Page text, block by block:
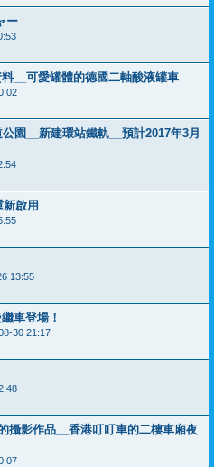
ー
__可愛罐體的德國二軸酸液罐車
園__新建環站鐵軌__預計2017年3月
新啟用
13:55
車登場！
30 21:17
攝影作品__香港叮叮車的二樓車廂夜